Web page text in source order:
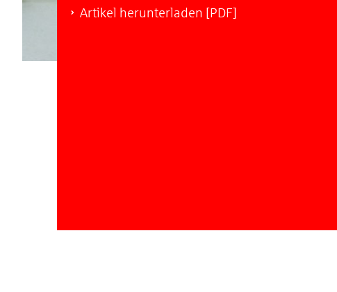
Artikel herunterladen [PDF]